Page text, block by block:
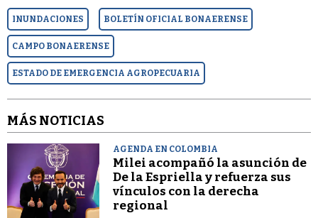
INUNDACIONES BOLETÍN OFICIAL BONAERENSE
CAMPO BONAERENSE
ESTADO DE EMERGENCIA AGROPECUARIA
MÁS NOTICIAS
AGENDA EN COLOMBIA
Milei acompañó la asunción de
De la Espriella y refuerza sus
vínculos con la derecha
regional